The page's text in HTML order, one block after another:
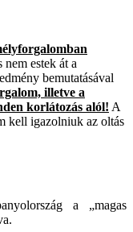
estek át a
bemutatásával
illetve a
korlátozás alól! A
kell igazolniuk az oltás
a „magas